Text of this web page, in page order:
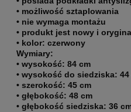
• możliwość sztaplowania
• nie wymaga montażu
• produkt jest nowy i
• kolor: czerwony
Wymiary:
• wysokość: 84 cm
• wysokość do siedziska: 44
• szerokość: 45 cm
• głębokość: 48 cm
• głębokość siedziska: 36